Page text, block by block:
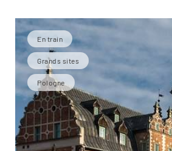
En train
Grands sites
Pologne